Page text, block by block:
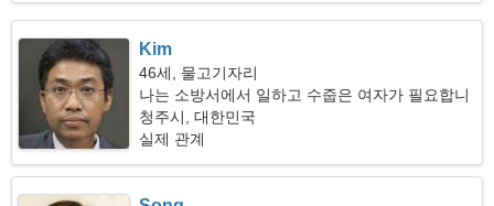
Kim
46세, 물고기자리
나는 소방서에서 일하고 수줍은 여자가 필요합니
다
청주시, 대한민국
실제 관계